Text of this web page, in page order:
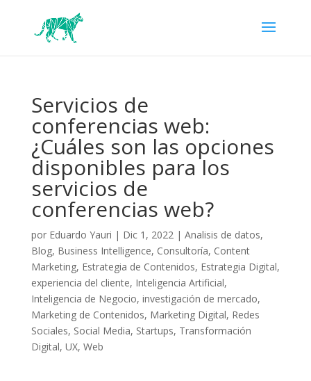
Servicios de
conferencias web:
¿Cuáles son las opciones
disponibles para los
servicios de
conferencias web?
por Eduardo Yauri | Dic 1, 2022| Analisis de datos,
Blog, Business Intelligence, Consultoría, Content
Marketing, Estrategia de Contenidos, Estrategia Digital,
experiencia del cliente, Inteligencia Artificial,
Inteligencia de Negocio, investigación de mercado,
Marketing de Contenidos, Marketing Digital, Redes
Sociales, Social Media, Startups, Transformación
Digital, UX, Web